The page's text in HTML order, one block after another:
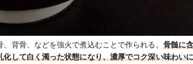
背骨、などを強火で煮込むことで作られる。 骨髄に含
して白く濁った状態になり、濃厚でコク深い味わいに